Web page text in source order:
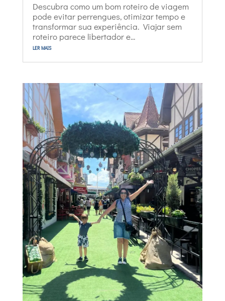
Descubra como um bom roteiro de viagem
pode evitar perrengues, otimizar tempo e
transformar sua experiência. Viajar sem
roteiro parece libertador e...
ler mais